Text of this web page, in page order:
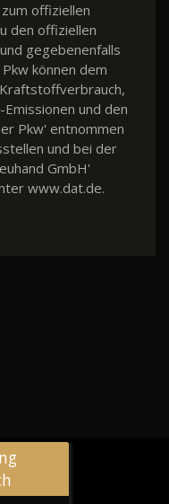
offiziellen
den offiziellen
gegebenenfalls
können dem
-Emissionen und den
Pkw' entnommen
und bei der
GmbH'
www.dat.de.